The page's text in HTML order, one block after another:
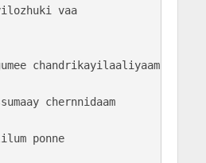
vaa
chandrikayilaaliyaam
chernnidaam
ponne